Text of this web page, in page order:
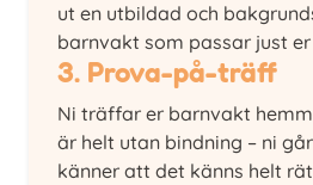
ut en utbildad och
barnvakt som passar just
3. Prova-på-träff
Ni träffar er barnvakt
är helt utan bindning – ni
känner att det känns helt